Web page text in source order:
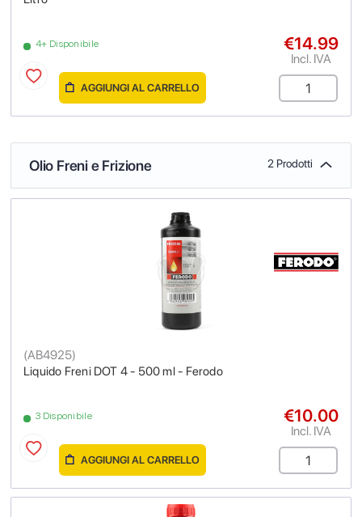
4+ Disponibile €14.99
Incl. IVA
AGGIUNGI AL CARRELLO
Olio Freni e Frizione 2 Prodotti
Liquido Freni DOT 4 - 500 ml - Ferodo
(AB4925)
3 Disponibile €10.00
Incl. IVA
AGGIUNGI AL CARRELLO